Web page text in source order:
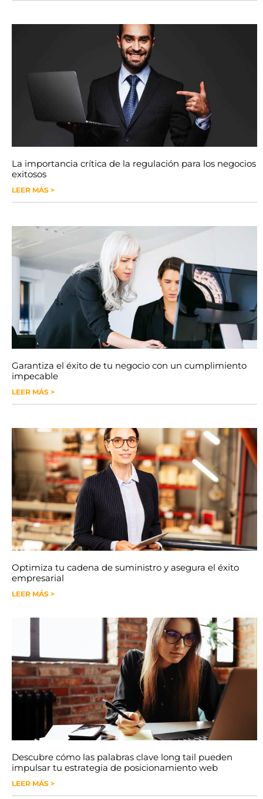
La importancia crítica de la regulación para los negocios
exitosos
LEER MÁS >
Garantiza el éxito de tu negocio con un cumplimiento
impecable
LEER MÁS >
Optimiza tu cadena de suministro y asegura el éxito
empresarial
LEER MÁS >
Descubre cómo las palabras clave long tail pueden
impulsar tu estrategia de posicionamiento web
LEER MÁS >